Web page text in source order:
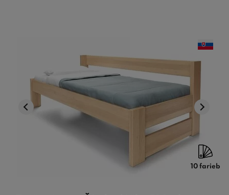
10 farieb